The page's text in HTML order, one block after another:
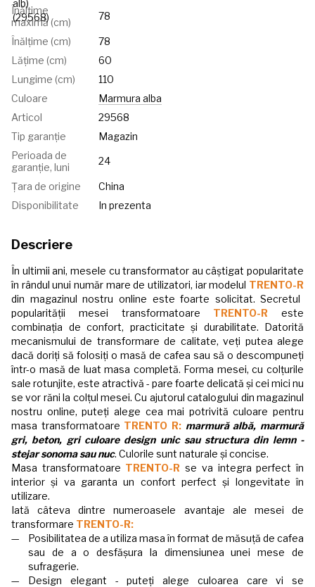
Înălțime
maximă (cm)
78
Înălțime (cm)
78
Lățime (cm)
60
Lungime (cm)
110
Culoare
Marmura alba
Articol
29568
Tip garanție
Magazin
Perioada de
garanție, luni
24
Țara de origine
China
Disponibilitate
In prezenta
Descriere
În ultimii ani, mesele cu transformator au câștigat popularitate
în rândul unui număr mare de utilizatori, iar modelul TRENTO-R
din magazinul nostru online este foarte solicitat. Secretul
popularității mesei transformatoare TRENTO-R este
combinația de confort, practicitate și durabilitate. Datorită
mecanismului de transformare de calitate, veți putea alege
dacă doriți să folosiți o masă de cafea sau să o descompuneți
într-o masă de luat masa completă. Forma mesei, cu colțurile
sale rotunjite, este atractivă - pare foarte delicată și cei mici nu
se vor răni la colțul mesei. Cu ajutorul catalogului din magazinul
nostru online, puteți alege cea mai potrivită culoare pentru
masa transformatoare TRENTO R: marmură albă, marmură
gri, beton, gri culoare design unic sau structura din lemn -
stejar sonoma sau nuc. Culorile sunt naturale și concise.
Masa transformatoare TRENTO-R se va integra perfect în
interior și va garanta un confort perfect și longevitate în
utilizare.
Iată câteva dintre numeroasele avantaje ale mesei de
transformare TRENTO-R:
Posibilitatea de a utiliza masa în format de măsuță de cafea
sau de a o desfășura la dimensiunea unei mese de
sufragerie.
Design elegant - puteți alege culoarea care vi se